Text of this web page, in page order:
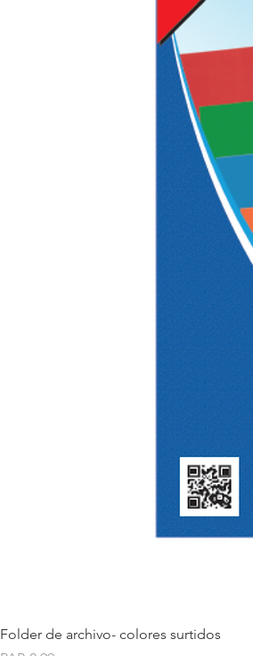
Folder de archivo- colores surtidos